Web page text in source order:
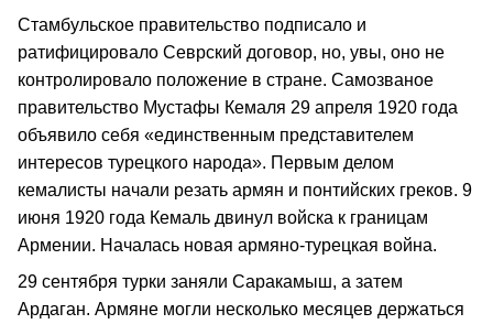
Стамбульское правительство подписало и
ратифицировало Севрский договор, но, увы, оно не
контролировало положение в стране. Самозваное
правительство Мустафы Кемаля 29 апреля 1920 года
объявило себя «единственным представителем
интересов турецкого народа». Первым делом
кемалисты начали резать армян и понтийских греков. 9
июня 1920 года Кемаль двинул войска к границам
Армении. Началась новая армяно-турецкая война.
29 сентября турки заняли Саракамыш, а затем
Ардаган. Армяне могли несколько месяцев держаться